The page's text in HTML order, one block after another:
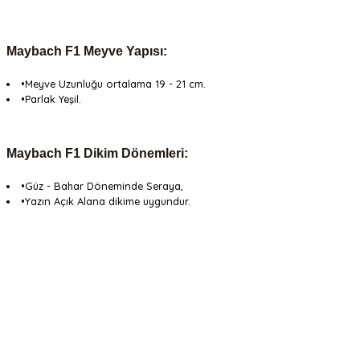
Maybach F1 Meyve Yapısı:
•Meyve Uzunluğu ortalama 19 - 21 cm.
•Parlak Yeşil.
Maybach F1 Dikim Dönemleri:
•Güz - Bahar Döneminde Seraya,
•Yazın Açık Alana dikime uygundur.